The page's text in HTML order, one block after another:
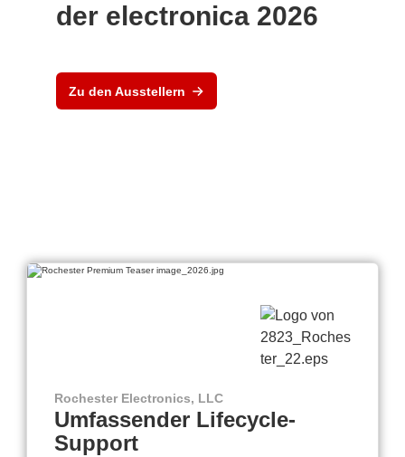
der electronica 2026
Zu den Ausstellern
Rochester Electronics, LLC
Umfassender Lifecycle-
Support